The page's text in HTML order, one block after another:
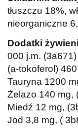
tłuszczu 18%,
nieorganiczne
Dodatki
000 j.m.
(a-tokoferol)
Tauryna 1200
Żelazo 140 mg,
Miedź 12 mg,
Jod 3,8 mg, (